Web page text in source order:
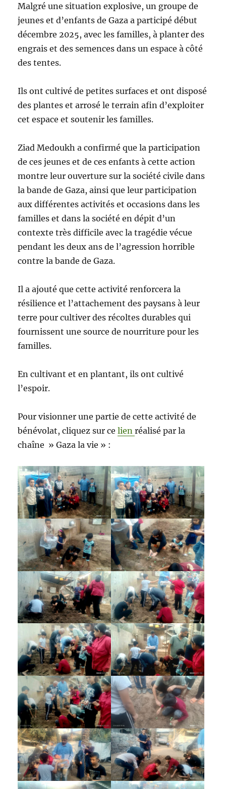
Malgré une situation explosive, un groupe de
jeunes et d’enfants de Gaza a participé début
décembre 2025, avec les familles, à planter des
engrais et des semences dans un espace à côté
des tentes.
Ils ont cultivé de petites surfaces et ont disposé
des plantes et arrosé le terrain afin d’exploiter
cet espace et soutenir les familles.
Ziad Medoukh a confirmé que la participation
de ces jeunes et de ces enfants à cette action
montre leur ouverture sur la société civile dans
la bande de Gaza, ainsi que leur participation
aux différentes activités et occasions dans les
familles et dans la société en dépit d’un
contexte très difficile avec la tragédie vécue
pendant les deux ans de l’agression horrible
contre la bande de Gaza.
Il a ajouté que cette activité renforcera la
résilience et l’attachement des paysans à leur
terre pour cultiver des récoltes durables qui
fournissent une source de nourriture pour les
familles.
En cultivant et en plantant, ils ont cultivé
l’espoir.
Pour visionner une partie de cette activité de
bénévolat, cliquez sur celienréalisé par la
chaîne » Gaza la vie » :